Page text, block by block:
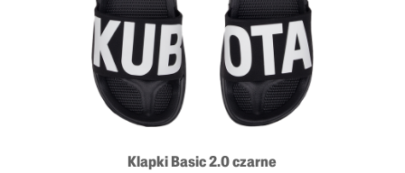
Klapki Basic 2.0 czarne